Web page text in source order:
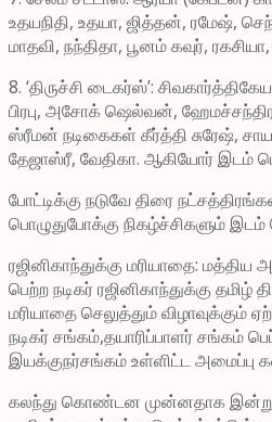
உதயநிதி, உதயா, ஜித்தன், ரமேஷ்,
மாதவி, நந்திதா, பூனம் கவுர், ரகசியா,
8. ‘திருச்சி டைகர்ஸ்’:
பிரபு, அசோக் ஷெல்வன்,
ஸ்ரீமன் நடிகைகள் கீர்த்தி சுரேஷ்,
தேஜாஸ்ரீ, வேதிகா. ஆகியோர் இடம்
போட்டிக்கு நடுவே திரை
பொழுதுபோக்கு நிகழ்ச்சிகளும்
ரஜினிகாந்துக்கு மரியாதை: மத்திய
பெற்ற நடிகர் ரஜினிகாந்துக்கு தமிழ்
மரியாதை செலுத்தும் விழாவுக்கும்
நடிகர் சங்கம்,தயாரிப்பாளர் சங்கம்
இயக்குநர்சங்கம் உள்ளிட்ட அமைப்பு
கலந்து கொண்டன முன்னதாக